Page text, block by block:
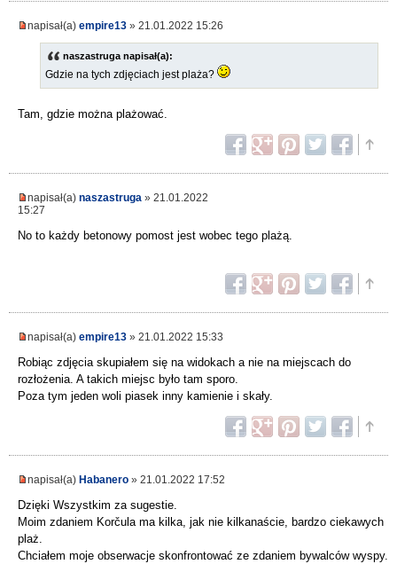
napisał(a) empire13 » 21.01.2022 15:26
naszastruga napisał(a):
Gdzie na tych zdjęciach jest plaża?
Tam, gdzie można plażować.
napisał(a) naszastruga » 21.01.2022
15:27
No to każdy betonowy pomost jest wobec tego plażą.
napisał(a) empire13 » 21.01.2022 15:33
Robiąc zdjęcia skupiałem się na widokach a nie na miejscach do
rozłożenia. A takich miejsc było tam sporo.
Poza tym jeden woli piasek inny kamienie i skały.
napisał(a) Habanero » 21.01.2022 17:52
Dzięki Wszystkim za sugestie.
Moim zdaniem Korčula ma kilka, jak nie kilkanaście, bardzo ciekawych
plaż.
Chciałem moje obserwacje skonfrontować ze zdaniem bywalców wyspy.